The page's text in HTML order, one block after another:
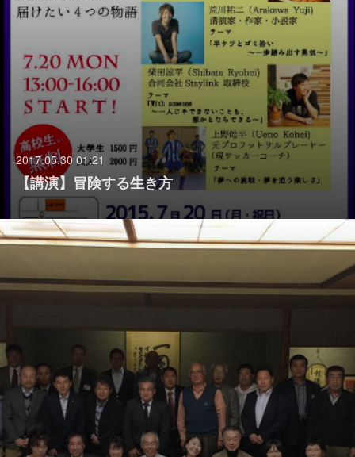
2017.05.30 01:21
【講演】冒険する生き方